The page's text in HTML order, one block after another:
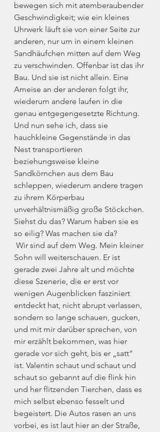
bewegen sich mit atemberaubender
Geschwindigkeit; wie ein kleines
Uhrwerk läuft sie von einer Seite zur
anderen, nur um in einem kleinen
Sandhäufchen mitten auf dem Weg
zu verschwinden. Offenbar ist das ihr
Bau. Und sie ist nicht allein. Eine
Ameise an der anderen folgt ihr,
wiederum andere laufen in die
genau entgegengesetzte Richtung.
Und nun sehe ich, dass sie
hauchkleine Gegenstände in das
Nest transportieren
beziehungsweise kleine
Sandkörnchen aus dem Bau
schleppen, wiederum andere tragen
zu ihrem Körperbau
unverhältnismäßig große Stöckchen.
Siehst du das? Warum haben sie es
so eilig? Was machen sie da?
Sohn will weiterschauen. Er ist
gerade zwei Jahre alt und möchte
diese Szenerie, die er erst vor
wenigen Augenblicken fasziniert
entdeckt hat, nicht abrupt verlassen,
sondern so lange schauen, gucken,
und mit mir darüber sprechen, von
mir erzählt bekommen, was hier
gerade vor sich geht, bis er „satt“
ist. Valentin schaut und schaut und
schaut so gebannt auf die flink hin
und her flitzenden Tierchen, dass es
mich selbst ebenso fesselt und
begeistert. Die Autos rasen an uns
vorbei, es ist laut hier an der Straße,